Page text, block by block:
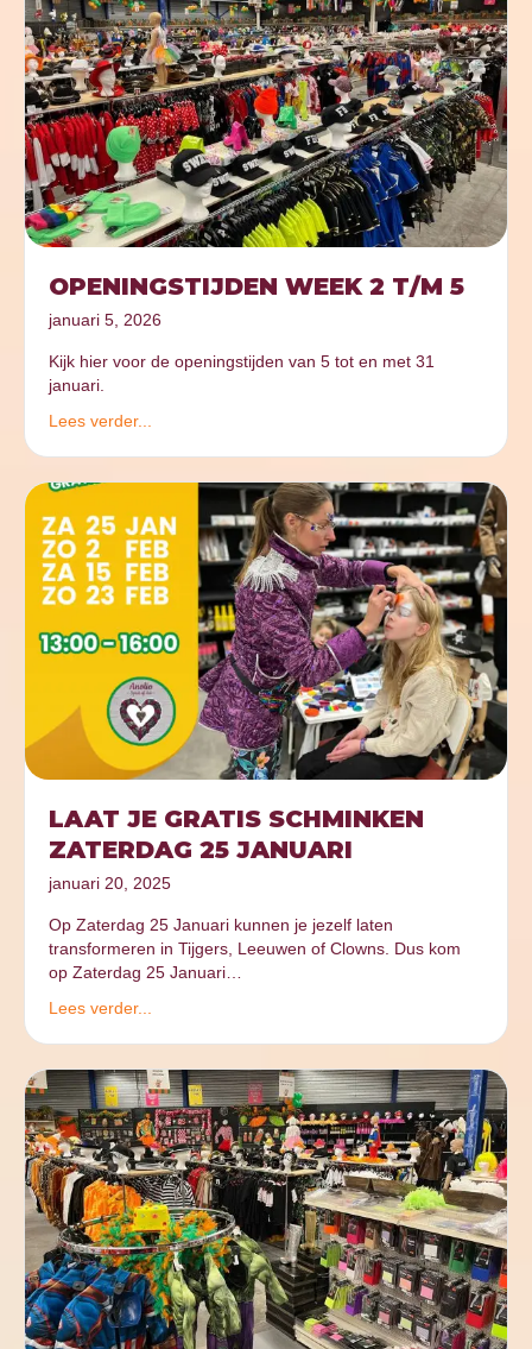
OPENINGSTIJDEN WEEK 2 T/M 5
januari 5, 2026
Kijk hier voor de openingstijden van 5 tot en met 31
januari.
Lees verder...
LAAT JE GRATIS SCHMINKEN
ZATERDAG 25 JANUARI
januari 20, 2025
Op Zaterdag 25 Januari kunnen je jezelf laten
transformeren in Tijgers, Leeuwen of Clowns. Dus kom
op Zaterdag 25 Januari…
Lees verder...